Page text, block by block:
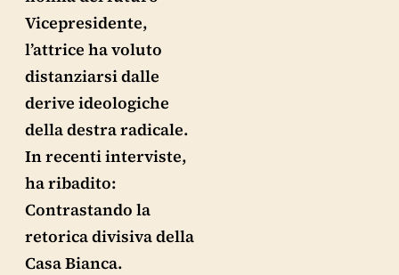
Vicepresidente,
l’attrice ha voluto
distanziarsi dalle
derive ideologiche
della destra radicale.
In recenti interviste,
ha ribadito:
Contrastando la
retorica divisiva della
Casa Bianca.